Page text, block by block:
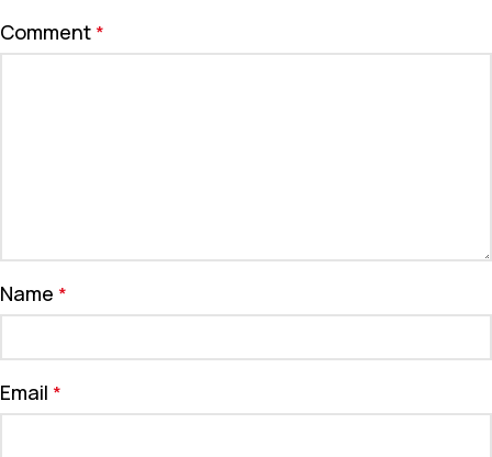
Comment *
Name *
Email *